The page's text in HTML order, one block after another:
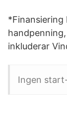
*Finansiering
inkluderar
Ingen